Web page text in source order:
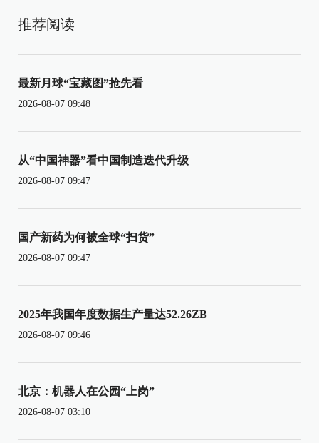
推荐阅读
最新月球“宝藏图”抢先看
2026-08-07 09:48
从“中国神器”看中国制造迭代升级
2026-08-07 09:47
国产新药为何被全球“扫货”
2026-08-07 09:47
2025年我国年度数据生产量达52.26ZB
2026-08-07 09:46
北京：机器人在公园“上岗”
2026-08-07 03:10